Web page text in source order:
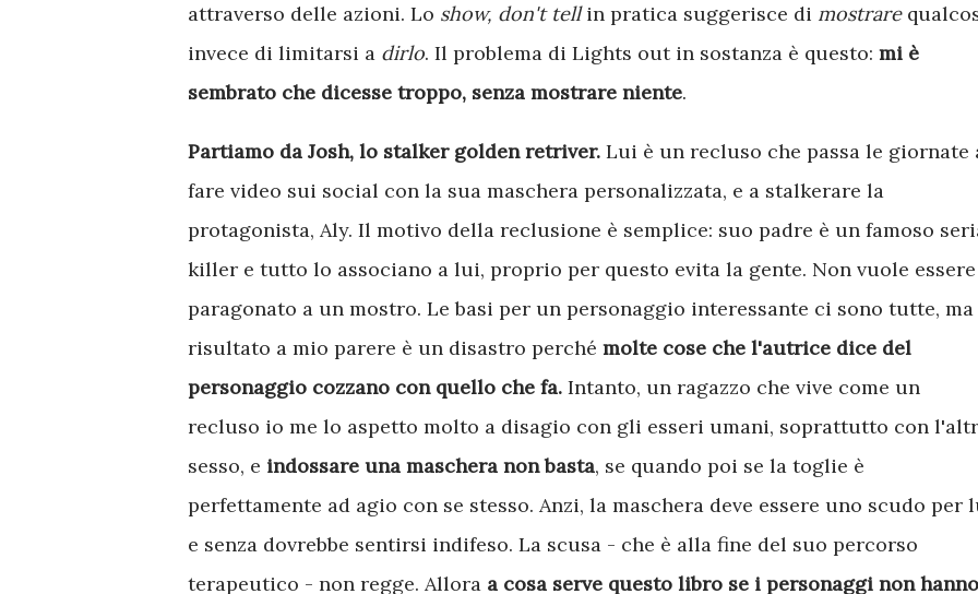
attraverso delle azioni. Lo show, don't tellin pratica suggerisce di mostrare
invece di limitarsi a dirlo. Il problema di Lights out in sostanza è questo: mi è
sembrato che dicesse troppo, senza mostrare niente.
Partiamo da Josh, lo stalker golden retriver. Lui è un recluso che passa le giornate
fare video sui social con la sua maschera personalizzata, e a stalkerare la
protagonista, Aly. Il motivo della reclusione è semplice: suo padre è un famoso
killer e tutto lo associano a lui, proprio per questo evita la gente. Non vuole essere
paragonato a un mostro. Le basi per un personaggio interessante ci sono tutte,
risultato a mio parere è un disastro perché molte cose che l'autrice dice del
personaggio cozzano con quello che fa. Intanto, un ragazzo che vive come un
recluso io me lo aspetto molto a disagio con gli esseri umani, soprattutto con
sesso, e indossare una maschera non basta, se quando poi se la toglie è
perfettamente ad agio con se stesso. Anzi, la maschera deve essere uno scudo per
e senza dovrebbe sentirsi indifeso. La scusa - che è alla fine del suo percorso
terapeutico - non regge. Allora a cosa serve questo libro se i personaggi non hanno